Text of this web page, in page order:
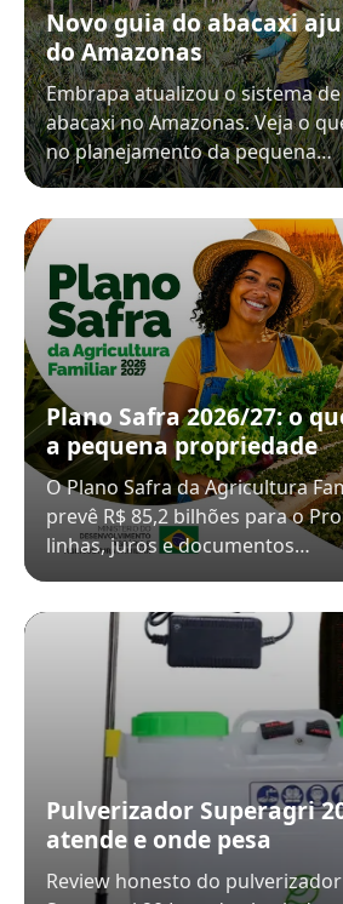
Novo guia do abacaxi
do Amazonas
Embrapa atualizou o sistema
abacaxi no Amazonas. Veja o
no planejamento da pequena…
Plano Safra 2026/27: o
a pequena propriedade
O Plano Safra da Agricultura
prevê R$ 85,2 bilhões para o
linhas, juros e documentos…
Pulverizador Superagri
atende e onde pesa
Review honesto do